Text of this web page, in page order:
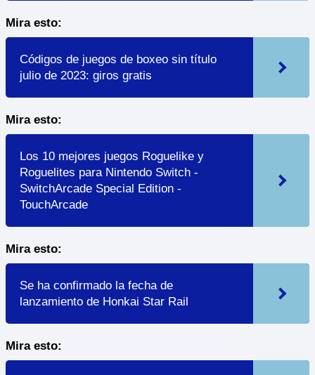
Mira esto:
Códigos de juegos de boxeo sin título
julio de 2023: giros gratis
Mira esto:
Los 10 mejores juegos Roguelike y
Roguelites para Nintendo Switch -
SwitchArcade Special Edition -
TouchArcade
Mira esto:
Se ha confirmado la fecha de
lanzamiento de Honkai Star Rail
Mira esto: